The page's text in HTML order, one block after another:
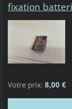
fixation
Votre prix: 8,00 €